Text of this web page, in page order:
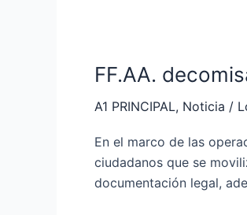
FF.AA.
A1 PRINCIPAL, Noticia /
En el marco de las
ciudadanos que se
documentación legal,
3000
de
combustible
armamento